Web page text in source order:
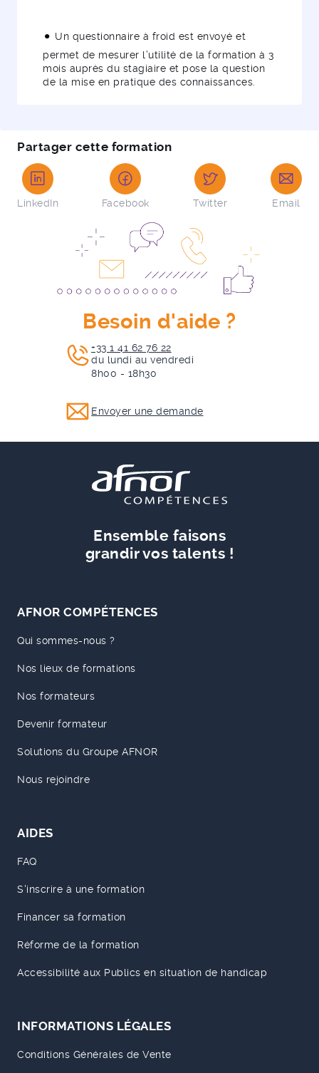
Un questionnaire à froid est envoyé et
permet de mesurer l’utilité de la formation à 3
mois auprès du stagiaire et pose la question
de la mise en pratique des connaissances.
Partager cette formation
LinkedIn Facebook Twitter Email
Besoin d'aide ?
+33 1 41 62 76 22
du lundi au vendredi
8h00 - 18h30
Envoyer une demande
Ensemble faisons
grandir vos talents !
AFNOR COMPÉTENCES
Qui sommes-nous ?
Nos lieux de formations
Nos formateurs
Devenir formateur
Solutions du Groupe AFNOR
Nous rejoindre
AIDES
FAQ
S'inscrire à une formation
Financer sa formation
Réforme de la formation
Accessibilité aux Publics en situation de handicap
INFORMATIONS LÉGALES
Conditions Générales de Vente